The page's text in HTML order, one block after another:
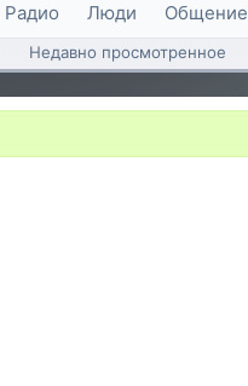
Радио Люди Общение
Недавно просмотренное